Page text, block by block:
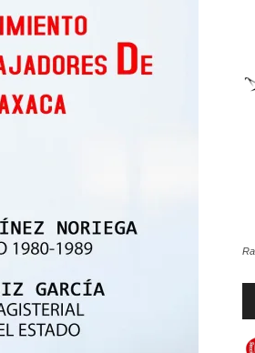
de
Sección